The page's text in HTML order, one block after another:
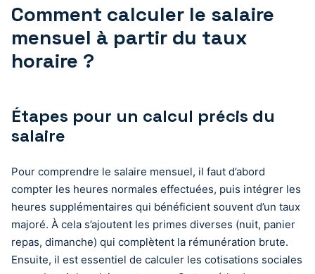
Comment calculer le salaire
mensuel à partir du taux
horaire ?
Étapes pour un calcul précis du
salaire
Pour comprendre le salaire mensuel, il faut d’abord
compter les heures normales effectuées, puis intégrer les
heures supplémentaires qui bénéficient souvent d’un taux
majoré. À cela s’ajoutent les primes diverses (nuit, panier
repas, dimanche) qui complètent la rémunération brute.
Ensuite, il est essentiel de calculer les cotisations sociales